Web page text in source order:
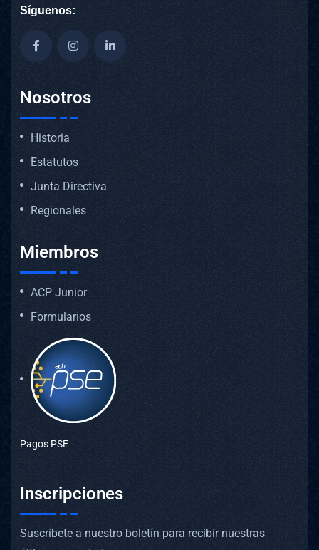
Síguenos:
Nosotros
Historia
Estatutos
Junta Directiva
Regionales
Miembros
ACP Junior
Formularios
Pagos PSE
Inscripciones
Suscríbete a nuestro boletín para recibir nuestras